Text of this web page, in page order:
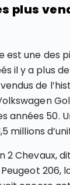
plus
est une des
y a plus de
de
50.
millions
2 Chevaux,
206,